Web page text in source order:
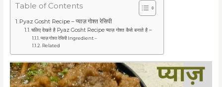
Table of Contents
Pyaz Gosht Recipe – प्याज़ गोश्त रेसिपी
चलिए देखते है Pyaz Gosht Recipe प्याज़ गोश्त कैसे बनाते है –
प्याज़ गोश्त रेसिपी Ingredient –
Related